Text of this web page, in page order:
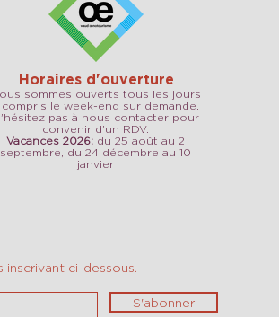
Horaires d'ouverture
sommes ouverts tous les jours
le week-end sur demande.
pas à nous contacter pour
convenir d'un RDV.
Vacances 2026: du 25 août au 2
septembre, du 24 décembre au 10
janvier
ci-dessous.
S'abonner